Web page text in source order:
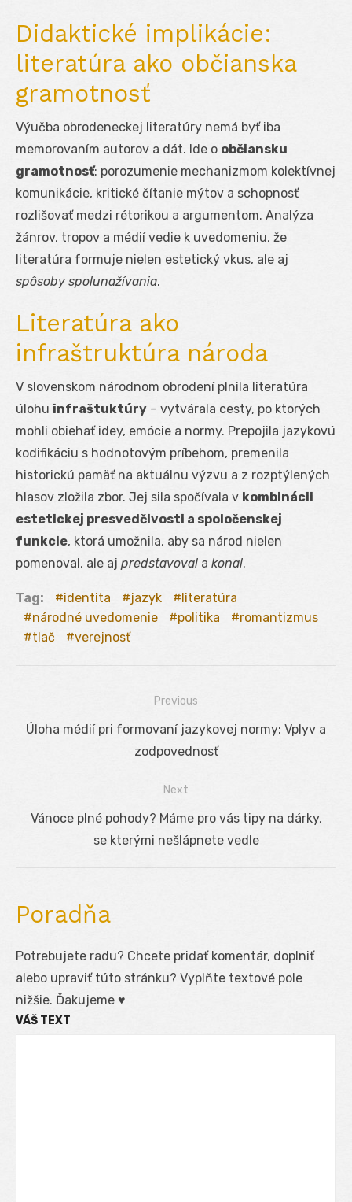
Didaktické implikácie:
literatúra ako občianska
gramotnosť
Výučba obrodeneckej literatúry nemá byť iba
memorovaním autorov a dát. Ide o občiansku
gramotnosť: porozumenie mechanizmom kolektívnej
komunikácie, kritické čítanie mýtov a schopnosť
rozlišovať medzi rétorikou a argumentom. Analýza
žánrov, tropov a médií vedie k uvedomeniu, že
literatúra formuje nielen estetický vkus, ale aj
spôsoby spolunažívania.
Literatúra ako
infraštruktúra národa
V slovenskom národnom obrodení plnila literatúra
úlohu infraštuktúry – vytvárala cesty, po ktorých
mohli obiehať idey, emócie a normy. Prepojila jazykovú
kodifikáciu s hodnotovým príbehom, premenila
historickú pamäť na aktuálnu výzvu a z rozptýlených
hlasov zložila zbor. Jej sila spočívala v kombinácii
estetickej presvedčivosti a spoločenskej
funkcie, ktorá umožnila, aby sa národ nielen
pomenoval, ale aj predstavoval a konal.
Tag: identita jazyk
literatúra
národné uvedomenie
politika
romantizmus
tlač
verejnosť
Navigácia
Previous
Previous
Úloha médií pri formovaní jazykovej normy: Vplyv a
zodpovednosť
Next
Next
Vánoce plné pohody? Máme pro vás tipy na dárky,
se kterými nešlápnete vedle
Poradňa
Potrebujete radu? Chcete pridať komentár, doplniť
alebo upraviť túto stránku? Vyplňte textové pole
nižšie. Ďakujeme ♥
VÁŠ TEXT